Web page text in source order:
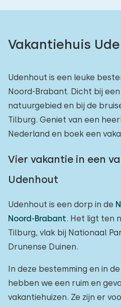
Vakantiehuis
Udenhout is een leuke
Noord-Brabant. Dicht bij
natuurgebied en bij de
Tilburg. Geniet van een
Nederland en boek een
Vier vakantie in een
Udenhout
Udenhout is een dorp in de
Noord-Brabant. Het ligt ten
Tilburg, vlak bij Nationaal
Drunense Duinen.
In deze bestemming en in
hebben we een ruim en
vakantiehuizen. Ze zijn er